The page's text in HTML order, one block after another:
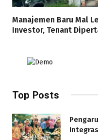
Manajemen Baru Mal
Investor, Tenant
Top Posts